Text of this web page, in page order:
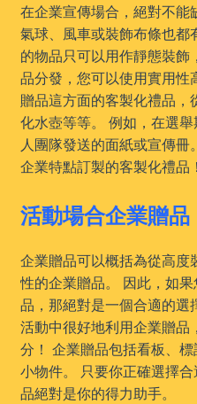
在企業宣傳場合，絕對不能
氣球、風車或裝飾布條也都
的物品只可以用作靜態裝
品分發，您可以使用實用性
贈品這方面的客製化禮品
化水壺等等。 例如，在選
人團隊發送的面紙或宣傳
企業特點訂製的客製化禮品！
活動場合企業贈品
企業贈品可以概括為從高度
性的企業贈品。 因此，如
品，那絕對是一個合適的選
活動中很好地利用企業贈品
分！ 企業贈品包括看板、
小物件。 只要你正確選擇
品絕對是你的得力助手。